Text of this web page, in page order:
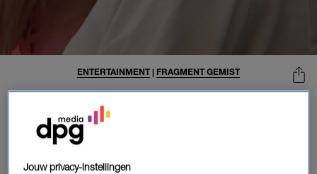
BRITT EN DIEDERIK BEZEGELEN
PRILLE LIEFDE MET EEN KUS IN
'DE BONDGENOTEN': 'IK VIND JOU
GEWOON EEN LEUKE JONGEN'
ENTERTAINMENT | FRAGMENT GEMIST
Jouw privacy-instellingen